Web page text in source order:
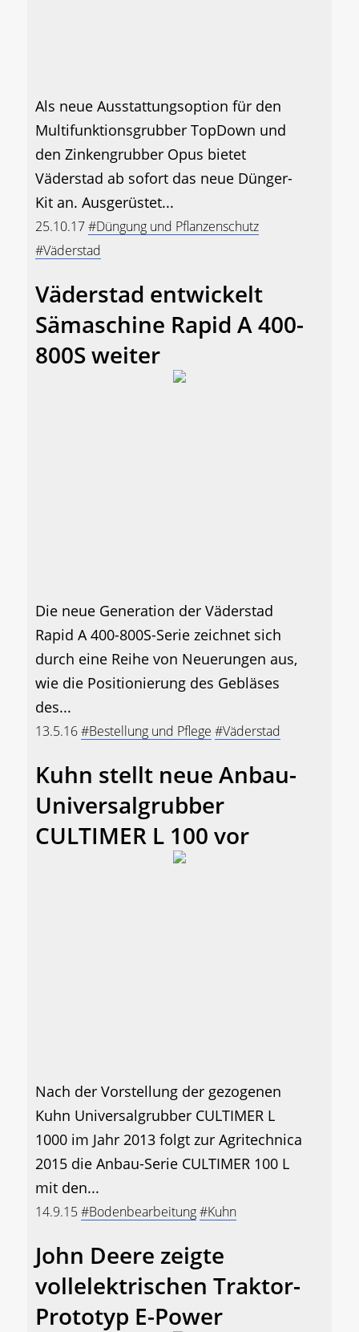
Als neue Ausstattungsoption für den
Multifunktionsgrubber TopDown und
den Zinkengrubber Opus bietet
Väderstad ab sofort das neue Dünger-
Kit an. Ausgerüstet...
25.10.17#Düngung und Pflanzenschutz
#Väderstad
Väderstad entwickelt
Sämaschine Rapid A 400-
800S weiter
Die neue Generation der Väderstad
Rapid A 400-800S-Serie zeichnet sich
durch eine Reihe von Neuerungen aus,
wie die Positionierung des Gebläses
des...
13.5.16#Bestellung und Pflege #Väderstad
Kuhn stellt neue Anbau-
Universalgrubber
CULTIMER L 100 vor
Nach der Vorstellung der gezogenen
Kuhn Universalgrubber CULTIMER L
1000 im Jahr 2013 folgt zur Agritechnica
2015 die Anbau-Serie CULTIMER 100 L
mit den...
14.9.15#Bodenbearbeitung#Kuhn
John Deere zeigte
vollelektrischen Traktor-
Prototyp E-Power